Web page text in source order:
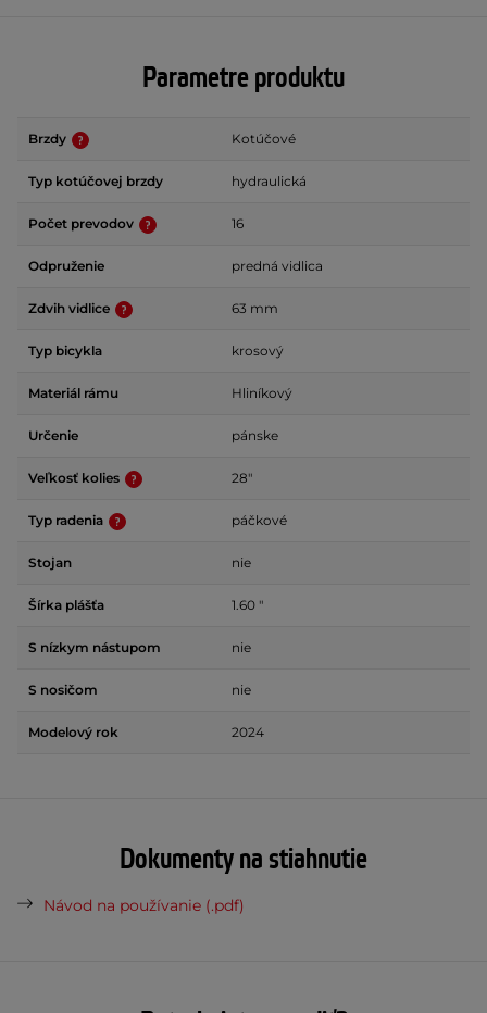
Parametre produktu
Brzdy Kotúčové
Typ kotúčovej brzdy hydraulická
Počet prevodov 16
Odpruženie predná vidlica
Zdvih vidlice 63 mm
Typ bicykla krosový
Materiál rámu Hliníkový
Určenie pánske
Veľkosť kolies 28"
Typ radenia páčkové
Stojan nie
Šírka plášťa 1.60 "
S nízkym nástupom nie
S nosičom nie
Modelový rok 2024
Dokumenty na stiahnutie
Návod na používanie (.pdf)